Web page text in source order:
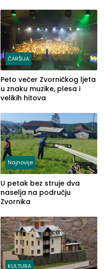
ČARŠIJA
Peto večer Zvorničkog ljeta
u znaku muzike, plesa i
velikih hitova
Najnovije
U petak bez struje dva
naselja na području
Zvornika
KULTURA